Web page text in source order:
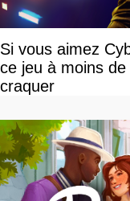
Si vous aimez
ce jeu à moins
craquer